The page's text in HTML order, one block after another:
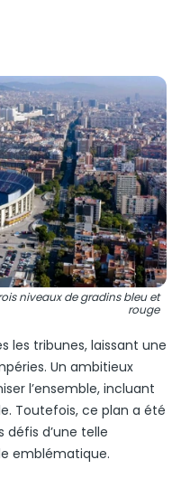
niveaux de gradins bleu et
rouge
les tribunes, laissant une
Un ambitieux
l’ensemble, incluant
Toutefois, ce plan a été
défis d’une telle
emblématique.